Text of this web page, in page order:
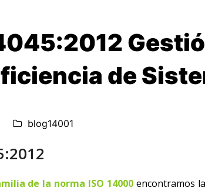
de
blog14001
de la norma ISO 14000encontramos la